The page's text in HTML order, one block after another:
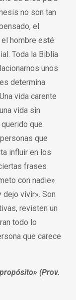
no son tan
el
hombre esté
Toda la Biblia
unos
determina
vida carente
vida sin
que
que
influir en los
frases
con nadie»
dejo vivir». Son
revisten un
todo lo
que carece
(Prov.